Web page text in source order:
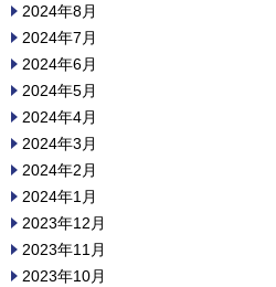
2024年8月
2024年7月
2024年6月
2024年5月
2024年4月
2024年3月
2024年2月
2024年1月
2023年12月
2023年11月
2023年10月